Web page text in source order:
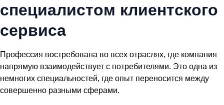
специалистом клиентского
сервиса
Профессия востребована во всех отраслях, где компания
напрямую взаимодействует с потребителями. Это одна из
немногих специальностей, где опыт переносится между
совершенно разными сферами.